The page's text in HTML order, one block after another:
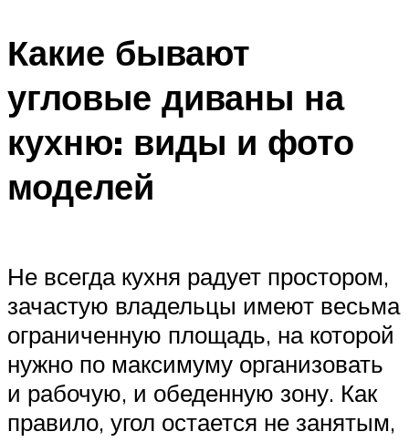
Какие бывают
угловые диваны на
кухню: виды и фото
моделей
Не всегда кухня радует простором,
зачастую владельцы имеют весьма
ограниченную площадь, на которой
нужно по максимуму организовать
и рабочую, и обеденную зону. Как
правило, угол остается не занятым,